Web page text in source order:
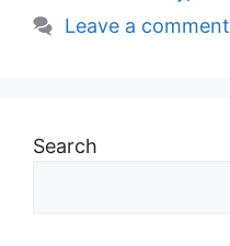
Leave a comment
Search